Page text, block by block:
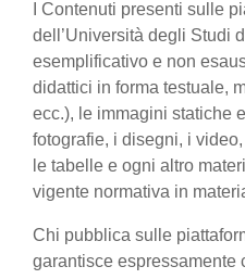
I Contenuti presenti sulle
dell’Università degli Studi
esemplificativo e non
didattici in forma testuale,
ecc.), le immagini statiche
fotografie, i disegni, i
le tabelle e ogni altro
vigente normativa in
Chi pubblica sulle
garantisce espressamente